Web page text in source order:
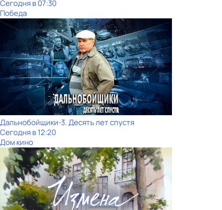
Сегодня в 07:30
Победа
Дальнобойщики-3. Десять лет спустя
Сегодня в 12:20
Дом кино